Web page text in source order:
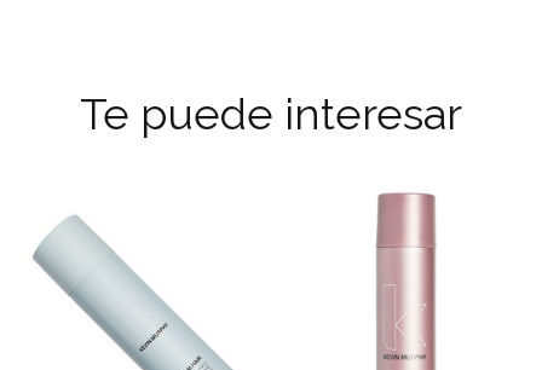
Te puede interesar